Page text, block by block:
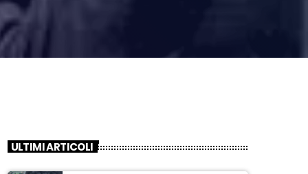
ULTIMI ARTICOLI